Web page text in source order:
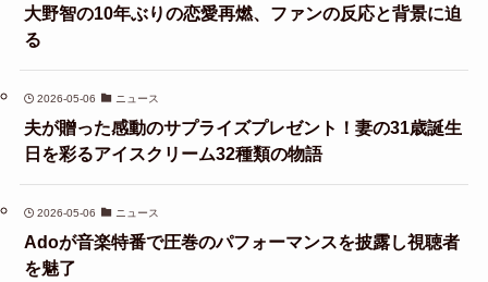
大野智の10年ぶりの恋愛再燃、ファンの反応と背景に迫
る
2026-05-06 ニュース
夫が贈った感動のサプライズプレゼント！妻の31歳誕生
日を彩るアイスクリーム32種類の物語
2026-05-06 ニュース
Adoが音楽特番で圧巻のパフォーマンスを披露し視聴者
を魅了